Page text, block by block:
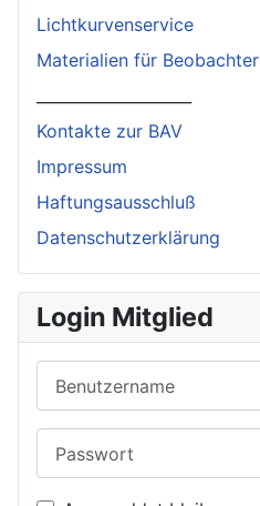
Lichtkurvenservice
Materialien für Beobachter
Kontakte zur BAV
Impressum
Haftungsausschluß
Datenschutzerklärung
Login Mitglied